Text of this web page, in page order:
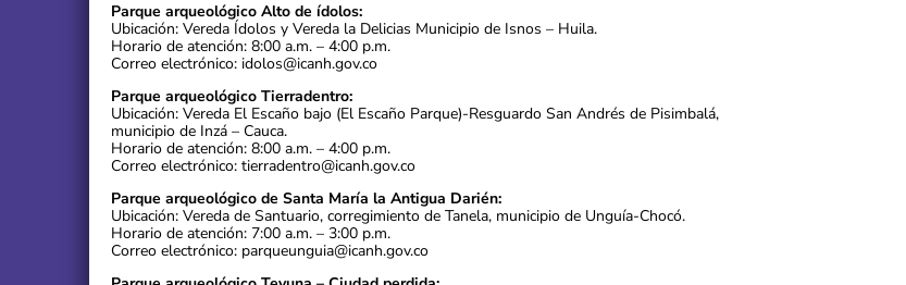
Parque arqueológico Alto de ídolos:
Ubicación: Vereda Ídolos y Vereda la Delicias Municipio de Isnos – Huila.
Horario de atención: 8:00 a.m. – 4:00 p.m.
Correo electrónico: idolos@icanh.gov.co
Parque arqueológico Tierradentro:
Ubicación: Vereda El Escaño bajo (El Escaño Parque)-Resguardo San Andrés de Pisimbalá,
municipio de Inzá – Cauca.
Horario de atención: 8:00 a.m. – 4:00 p.m.
Correo electrónico: tierradentro@icanh.gov.co
Parque arqueológico de Santa María la Antigua Darién:
Ubicación: Vereda de Santuario, corregimiento de Tanela, municipio de Unguía-Chocó.
Horario de atención: 7:00 a.m. – 3:00 p.m.
Correo electrónico: parqueunguia@icanh.gov.co